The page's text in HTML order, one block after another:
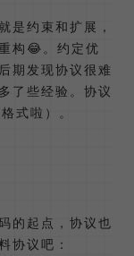
是约束和扩展，
构😂。约定优
期发现协议很难
了些经验。协议
式啦）。
的起点，协议也
协议吧：